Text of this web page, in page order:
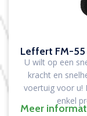
Leffert FM-55
U wilt op een
kracht en
voertuig voor u!
enkel
Meer